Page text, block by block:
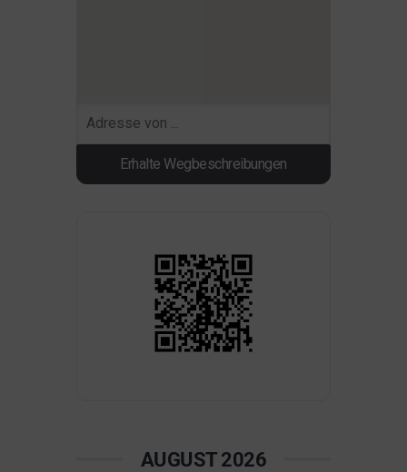
AUGUST 2026